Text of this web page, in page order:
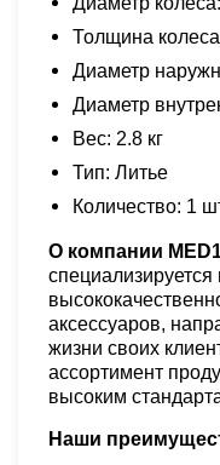
Толщина
Диаметр
Диаметр
Вес: 2.8 кг
Тип: Литье
Количество: 1
О компании
специализируется
аксессуаров,
жизни своих
ассортимент
высоким
Наши